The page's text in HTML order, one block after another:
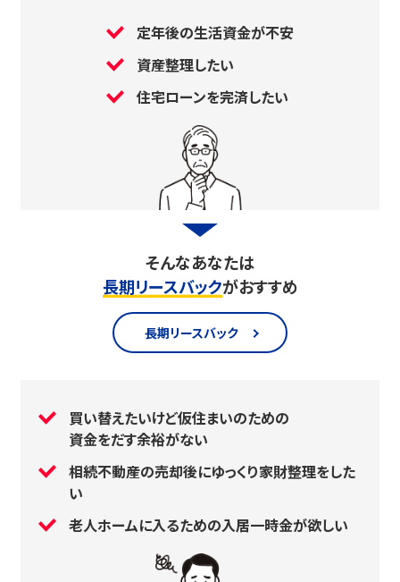
定年後の生活資金が不安
資産整理したい
住宅ローンを完済したい
そんなあなたは
長期リースバックがおすすめ
長期リースバック
買い替えたいけど仮住まいのための
資金をだす余裕がない
相続不動産の売却後にゆっくり家財整理をした
い
老人ホームに入るための入居一時金が欲しい